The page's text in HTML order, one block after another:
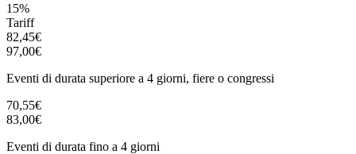
15%
Tariff
82,45€
97,00€
Eventi di durata superiore a 4 giorni, fiere o congressi
70,55€
83,00€
Eventi di durata fino a 4 giorni